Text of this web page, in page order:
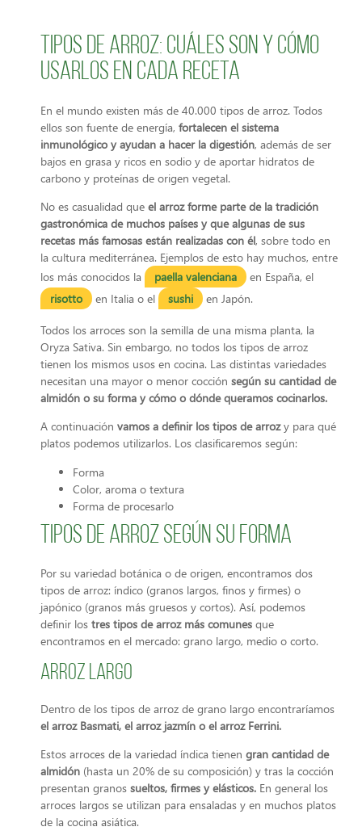
Tipos de arroz: cuáles son y cómo
usarlos en cada receta
En el mundo existen más de 40.000 tipos de arroz. Todos
ellos son fuente de energía, fortalecen el sistema
inmunológico y ayudan a hacer la digestión, además de ser
bajos en grasa y ricos en sodio y de aportar hidratos de
carbono y proteínas de origen vegetal.
No es casualidad que el arroz forme parte de la tradición
gastronómica de muchos países y que algunas de sus
recetas más famosas están realizadas con él, sobre todo en
la cultura mediterránea. Ejemplos de esto hay muchos, entre
los más conocidos la
paella valenciana
en España, el
risotto
en Italia o el sushi en Japón.
Todos los arroces son la semilla de una misma planta, la
Oryza Sativa. Sin embargo, no todos los tipos de arroz
tienen los mismos usos en cocina. Las distintas variedades
necesitan una mayor o menor cocción según su cantidad de
almidón o su forma y cómo o dónde queramos cocinarlos.
A continuación vamos a definir los tipos de arrozy para qué
platos podemos utilizarlos. Los clasificaremos según:
Forma
Color, aroma o textura
Forma de procesarlo
Tipos de arroz según su forma
Por su variedad botánica o de origen, encontramos dos
tipos de arroz: índico (granos largos, finos y firmes) o
japónico (granos más gruesos y cortos). Así, podemos
definir los tres tipos de arroz más comunes que
encontramos en el mercado: grano largo, medio o corto.
Arroz Largo
Dentro de los tipos de arroz de grano largo encontraríamos
el arroz Basmati, el arroz jazmín o el arroz Ferrini.
Estos arroces de la variedad índica tienen gran cantidad de
almidón (hasta un 20% de su composición) y tras la cocción
presentan granos sueltos, firmes y elásticos. En general los
arroces largos se utilizan para ensaladas y en muchos platos
de la cocina asiática.